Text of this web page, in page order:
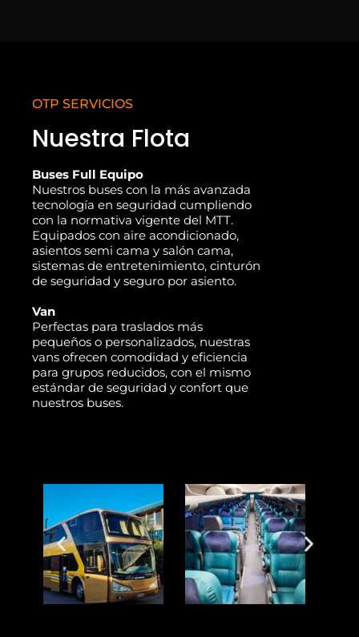
OTP SERVICIOS
Nuestra Flota
Buses Full Equipo
Nuestros buses con la más avanzada
tecnología en seguridad cumpliendo
con la normativa vigente del MTT.
Equipados con aire acondicionado,
asientos semi cama y salón cama,
sistemas de entretenimiento, cinturón
de seguridad y seguro por asiento.
Van
Perfectas para traslados más
pequeños o personalizados, nuestras
vans ofrecen comodidad y eficiencia
para grupos reducidos, con el mismo
estándar de seguridad y confort que
nuestros buses.